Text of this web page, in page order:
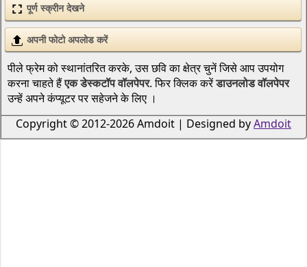
पूर्ण स्क्रीन देखने
अपनी फोटो अपलोड करें
पीले फ्रेम को स्थानांतरित करके, उस छवि का क्षेत्र चुनें जिसे आप उपयोग
करना चाहते हैंएक डेस्कटॉप वॉलपेपर. फिर क्लिक करेंडाउनलोड वॉलपेपर
उन्हें अपने कंप्यूटर पर सहेजने के लिए ।
Copyright © 2012-2026 Amdoit | Designed byAmdoit